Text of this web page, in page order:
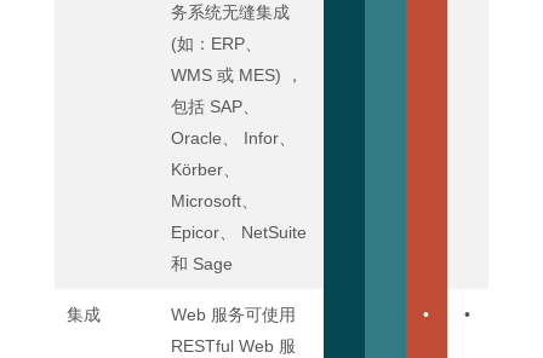
务系统无缝集成
(如：ERP、
WMS 或 MES) ，
包括 SAP、
Oracle、 Infor、
Körber、
Microsoft、
Epicor、 NetSuite
和 Sage
集成
Web 服务可使用
RESTful Web 服
• •